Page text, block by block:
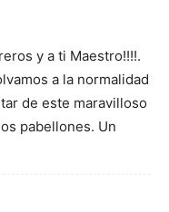
y a ti Maestro!!!!.
a la normalidad
de este maravilloso
pabellones. Un